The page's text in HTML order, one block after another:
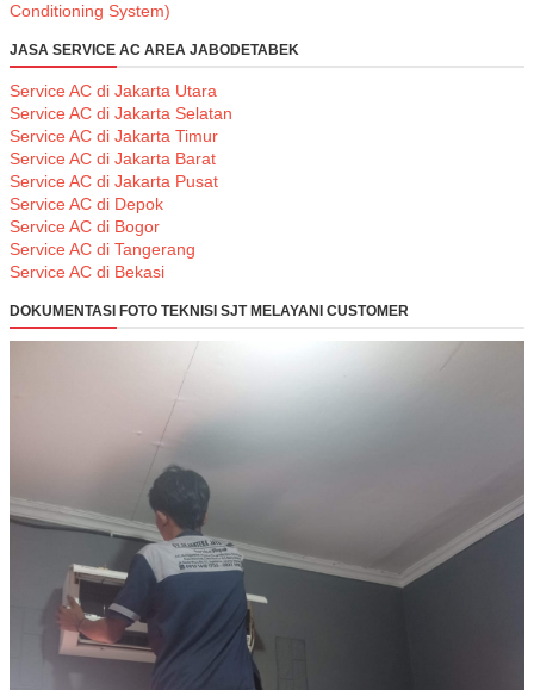
Conditioning System)
JASA SERVICE AC AREA JABODETABEK
Service AC di Jakarta Utara
Service AC di Jakarta Selatan
Service AC di Jakarta Timur
Service AC di Jakarta Barat
Service AC di Jakarta Pusat
Service AC di Depok
Service AC di Bogor
Service AC di Tangerang
Service AC di Bekasi
DOKUMENTASI FOTO TEKNISI SJT MELAYANI CUSTOMER